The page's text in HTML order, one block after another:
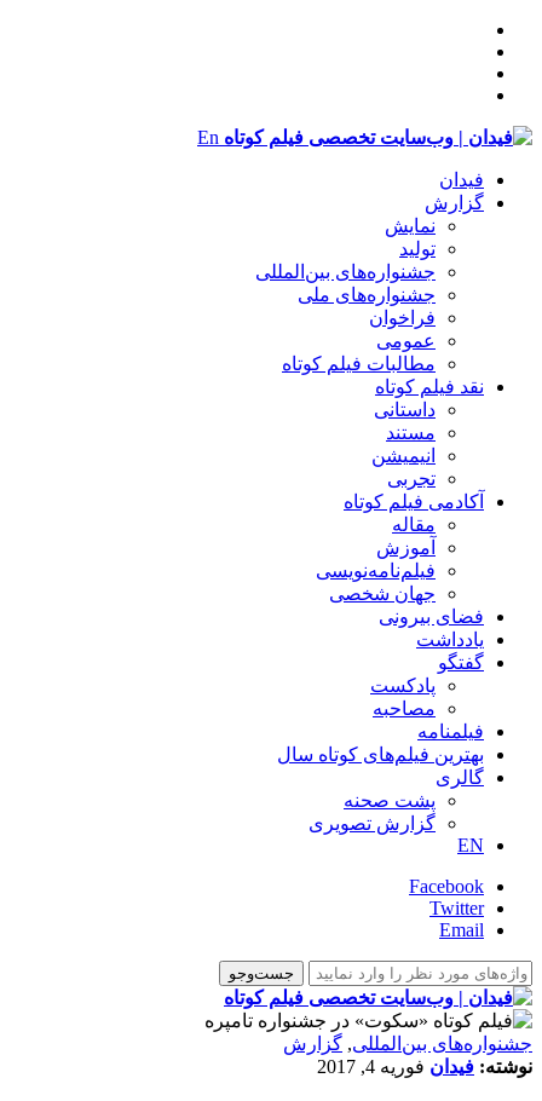
En
فیدان
گزارش
نمایش
تولید
‌‌جشنواره‌های بین‌المللی
جشنواره‌های ملی
فراخوان
عمومی
مطالبات فیلم کوتاه
نقد فیلم کوتاه
داستانی
مستند
انیمیشن
تجربی
آکادمی فیلم کوتاه
مقاله
آموزش
فیلم‌نامه‌نویسی
جهان شخصی
فضای بیرونی
یادداشت
گفتگو
پادکست
مصاحبه
فیلمنامه
بهترین فیلم‌های کوتاه سال
گالری
پشت صحنه
گزارش تصویری
EN
Facebook
Twitter
Email
‌‌جشنواره‌های بین‌المللی, گزارش
نوشته: فیدان فوریه 4, 2017